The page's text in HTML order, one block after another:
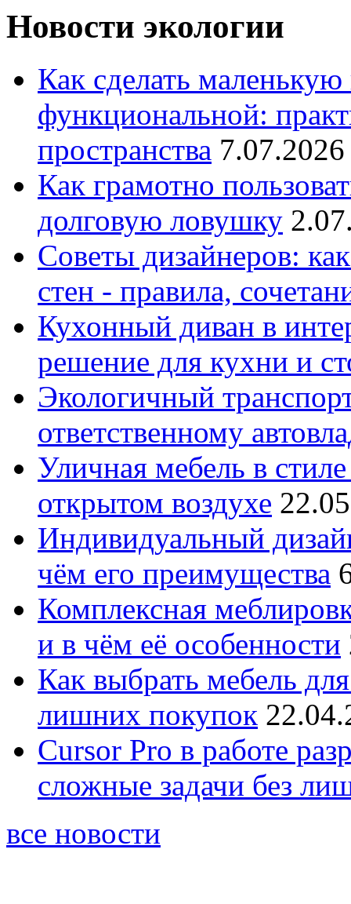
Новости экологии
Как сделать
функциональной:
пространства
Как грамотно
долговую ловушку
Советы дизайнеров:
стен - правила,
Кухонный диван в
решение для кухни и
Экологичный
ответственному
Уличная мебель в
открытом воздухе
Индивидуальный
чём его преимущества
Комплексная
и в чём её особенности
Как выбрать мебель
лишних покупок
Cursor Pro в работе
сложные задачи без
все новости